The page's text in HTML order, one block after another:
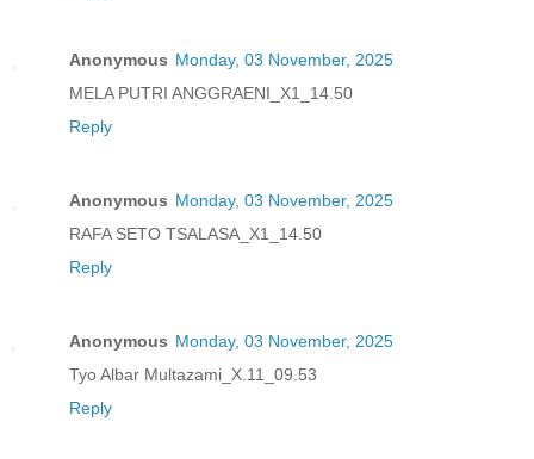
Anonymous Monday, 03 November, 2025
MELA PUTRI ANGGRAENI_X1_14.50
Reply
Anonymous Monday, 03 November, 2025
RAFA SETO TSALASA_X1_14.50
Reply
Anonymous Monday, 03 November, 2025
Tyo Albar Multazami_X.11_09.53
Reply